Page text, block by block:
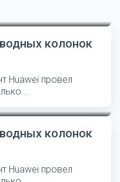
колонок
Huawei провел
колонок
Huawei провел